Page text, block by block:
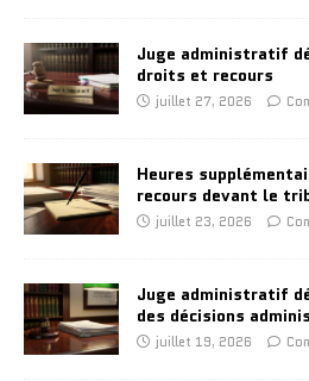
Juge administratif
droits et recours
juillet 27, 2026
Heures
recours devant le
juillet 23, 2026
Juge administratif
des décisions
juillet 19, 2026